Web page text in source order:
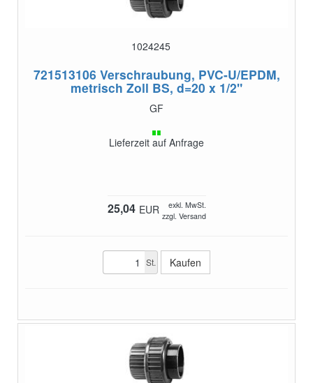
1024245
721513106 Verschraubung, PVC-U/EPDM,
metrisch Zoll BS, d=20 x 1/2"
GF
Lieferzeit auf Anfrage
25,04 EUR
exkl. MwSt.
zzgl. Versand
St.